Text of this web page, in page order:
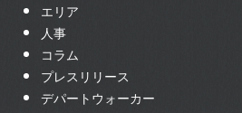
エリア
人事
コラム
プレスリリース
デパートウォーカー